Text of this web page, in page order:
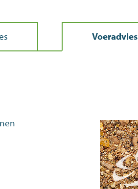
Voeradvies